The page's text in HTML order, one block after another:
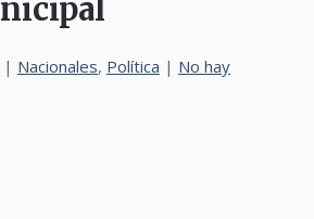
| Nacionales, Política | No hay